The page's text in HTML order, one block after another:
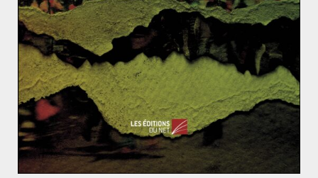
IRAN PROCHE ET MOYEN-ORIENT
Ameerah Ismael 13 août 2024 0 Comments
Iran : les débuts chancelants de
l’administration Pezeshkian (1/2)
La présidence iranienne est aux mains des
réformateurs pour la première fois depuis deux
décennies. Pendant sa campagne, Massoud Pezeshkian
Read More